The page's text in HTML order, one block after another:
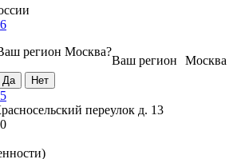
Москва
Ваш регион
регион Москва?
переулок д. 13